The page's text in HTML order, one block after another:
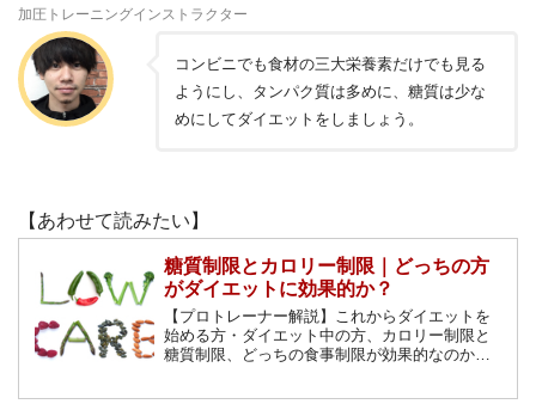
加圧トレーニングインストラクター
コンビニでも食材の三大栄養素だけでも見る
ようにし、タンパク質は多めに、糖質は少な
めにしてダイエットをしましょう。
【あわせて読みたい】
糖質制限とカロリー制限｜どっちの方
がダイエットに効果的か？
【プロトレーナー解説】これからダイエットを
始める方・ダイエット中の方、カロリー制限と
糖質制限、どっちの食事制限が効果的なのか？